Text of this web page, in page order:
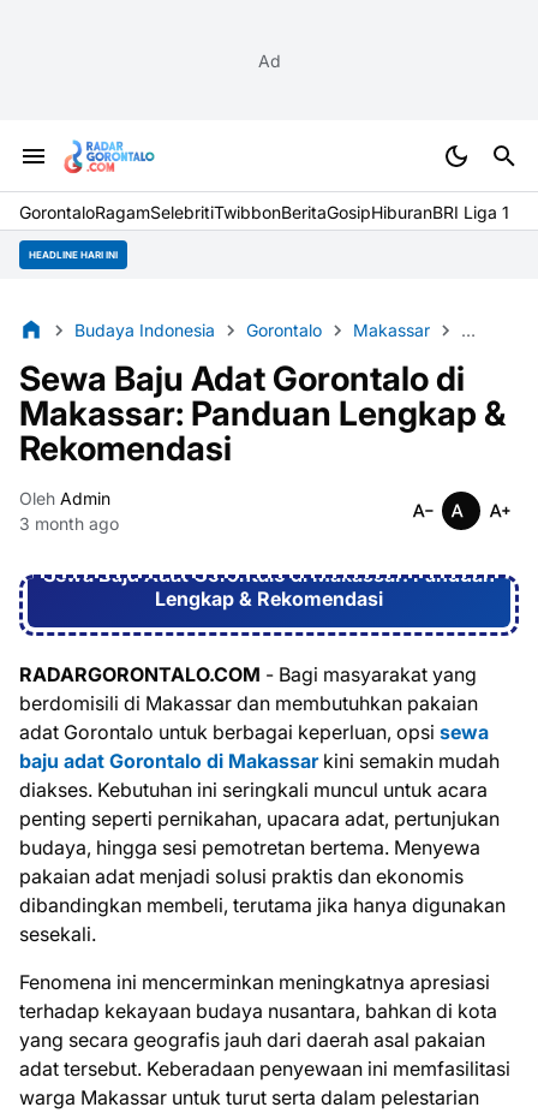
Ad
GorontaloRagamSelebritiTwibbonBeritaGosipHiburanBRI Liga 1
HEADLINE HARI INI
Budaya Indonesia Gorontalo Makassar Sewa
Sewa Baju Adat Gorontalo di
Makassar: Panduan Lengkap &
Rekomendasi
Oleh Admin
3 month ago
Sewa Baju Adat Gorontalo di Makassar: Panduan
Lengkap & Rekomendasi
RADARGORONTALO.COM - Bagi masyarakat yang
berdomisili di Makassar dan membutuhkan pakaian
adat Gorontalo untuk berbagai keperluan, opsi sewa
baju adat Gorontalo di Makassarkini semakin mudah
diakses. Kebutuhan ini seringkali muncul untuk acara
penting seperti pernikahan, upacara adat, pertunjukan
budaya, hingga sesi pemotretan bertema. Menyewa
pakaian adat menjadi solusi praktis dan ekonomis
dibandingkan membeli, terutama jika hanya digunakan
sesekali.
Fenomena ini mencerminkan meningkatnya apresiasi
terhadap kekayaan budaya nusantara, bahkan di kota
yang secara geografis jauh dari daerah asal pakaian
adat tersebut. Keberadaan penyewaan ini memfasilitasi
warga Makassar untuk turut serta dalam pelestarian